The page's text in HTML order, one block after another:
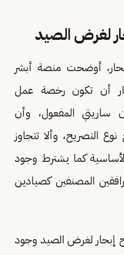
لغرض الصيد
أوضحت منصة أبشر
أن تكون رخصة عمل
ساريتي المفعول، وأن
التصريح، وألا تتجاوز
الأساسية كما يشترط وجود
المصنفين كصيادين
إبحار لغرض الصيد وجود